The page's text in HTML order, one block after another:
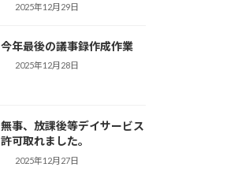
2025年12月29日
今年最後の議事録作成作業
2025年12月28日
無事、放課後等デイサービス
許可取れました。
2025年12月27日